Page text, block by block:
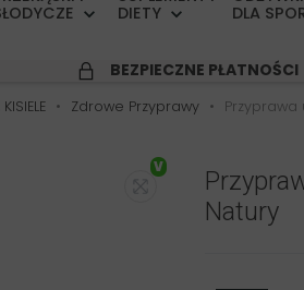
DIETY DLA
BEZPIECZNE PŁATNOŚCI
Zdrowe Przyprawy Przyprawa
V
Natury